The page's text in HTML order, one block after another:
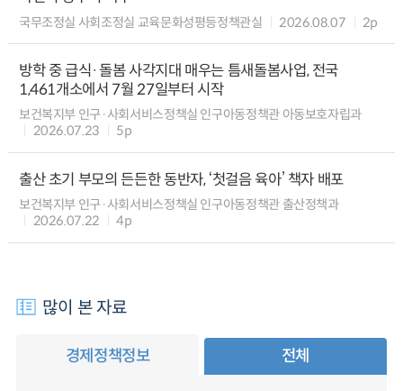
국무조정실 사회조정실 교육문화성평등정책관실 2026.08.07 2p
방학 중 급식·돌봄 사각지대 매우는 틈새돌봄사업, 전국
1,461개소에서 7월 27일부터 시작
보건복지부 인구·사회서비스정책실 인구아동정책관 아동보호자립과
2026.07.23
5p
출산 초기 부모의 든든한 동반자, ‘첫걸음 육아’ 책자 배포
보건복지부 인구·사회서비스정책실 인구아동정책관 출산정책과
2026.07.22
4p
많이 본 자료
경제정책정보 전체